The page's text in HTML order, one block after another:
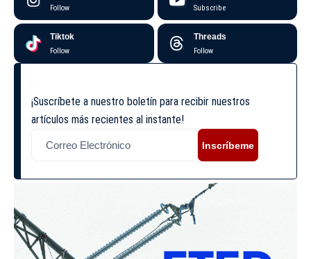
Follow Subscribe
Tiktok
Follow
Threads
Follow
¡Suscríbete a nuestro boletín para recibir nuestros
artículos más recientes al instante!
Inscríbeme